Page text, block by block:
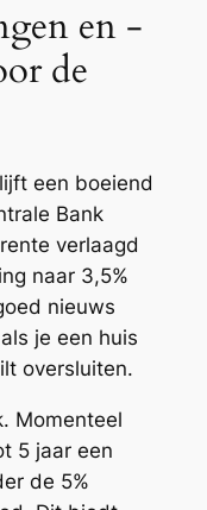
en -
de
een boeiend
Bank
verlaagd
naar 3,5%
nieuws
je een huis
oversluiten.
Momenteel
5 jaar een
de 5%